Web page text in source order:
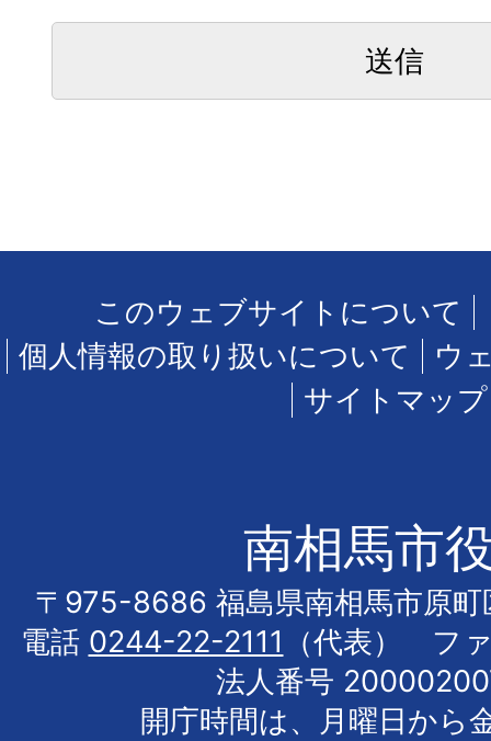
このウェブサイトについて
個人情報の取り扱いについて
ウ
サイトマップ
南相馬市
〒975-8686 福島県南相馬市原町
電話 0244-22-2111
（代表） フ
法人番号
開庁時間は、月曜日から